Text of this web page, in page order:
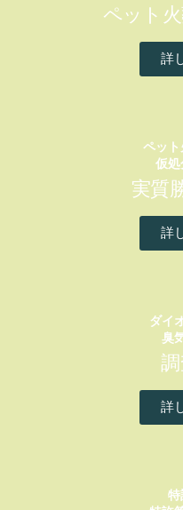
ペット
詳
ペット
仮処
実質
詳
ダイ
臭
詳
特